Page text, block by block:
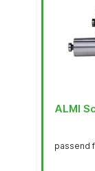
ALMI
passend